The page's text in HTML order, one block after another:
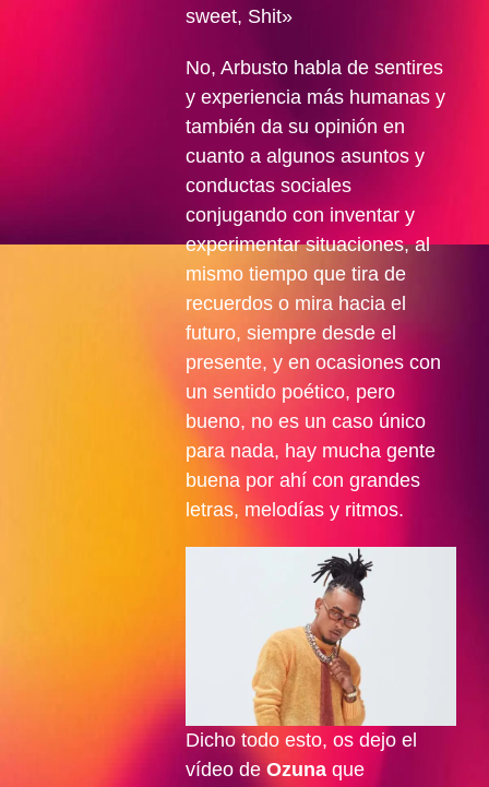
sweet, Shit»
No, Arbusto habla de sentires
y experiencia más humanas y
también da su opinión en
cuanto a algunos asuntos y
conductas sociales
conjugando con inventar y
experimentar situaciones, al
mismo tiempo que tira de
recuerdos o mira hacia el
futuro, siempre desde el
presente, y en ocasiones con
un sentido poético, pero
bueno, no es un caso único
para nada, hay mucha gente
buena por ahí con grandes
letras, melodías y ritmos.
Dicho todo esto, os dejo el
vídeo de Ozunaque